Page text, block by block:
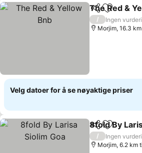
Del Legg til i
The Red &
/
Ingen
Morjim, 16.3
Velg datoer for å se nøyaktige priser
Del Legg til
8fold By
/
Ingen
Morjim, 6.2 km